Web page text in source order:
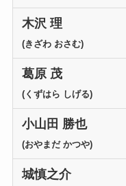
木沢 理
(きざわ おさむ)
葛原 茂
(くずはら しげる)
小山田 勝也
(おやまだ かつや)
城慎之介